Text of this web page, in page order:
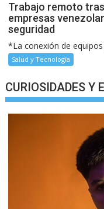
Trabajo remoto
empresas
seguridad
*La conexión de
Salud y Tecnología
CURIOSIDADES Y